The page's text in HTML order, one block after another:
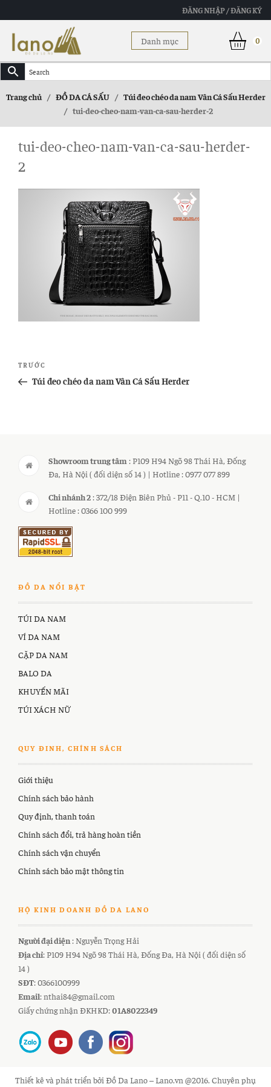
ĐĂNG NHẬP / ĐĂNG KÝ
Danh mục 0
Trang chủ / ĐỒ DA CÁ SẤU / Túi đeo chéo da nam Vân Cá Sấu Herder
/ tui-deo-cheo-nam-van-ca-sau-herder-2
tui-deo-cheo-nam-van-ca-sau-herder-
2
Điều
hướng
Bài
cũ
TRƯỚC
Túi đeo chéo da nam Vân Cá Sấu Herder
Showroom trung tâm : P109 H94 Ngõ 98 Thái Hà, Đống
Đa, Hà Nội ( đối diện số 14 ) | Hotline : 0977 077 899
Chi nhánh 2 : 372/18 Điện Biên Phủ - P11 - Q.10 - HCM |
Hotline : 0366 100 999
ĐỒ DA NỔI BẬT
TÚI DA NAM
VÍ DA NAM
CẶP DA NAM
BALO DA
KHUYẾN MÃI
TÚI XÁCH NỮ
QUY ĐINH, CHÍNH SÁCH
Giới thiệu
Chính sách bảo hành
Quy định, thanh toán
Chính sách đổi, trả hàng hoàn tiền
Chính sách vận chuyển
Chính sách bảo mật thông tin
HỘ KINH DOANH ĐỒ DA LANO
Người đại diện : Nguyễn Trọng Hải
Địa chỉ: P109 H94 Ngõ 98 Thái Hà, Đống Đa, Hà Nội ( đối diện số
14 )
SĐT: 0366100999
Email: nthai84@gmail.com
Giấy chứng nhận ĐKHKD:01A8022349
Thiết kê và phát triển bởi Đồ Da Lano – Lano.vn @2016. Chuyên phụ